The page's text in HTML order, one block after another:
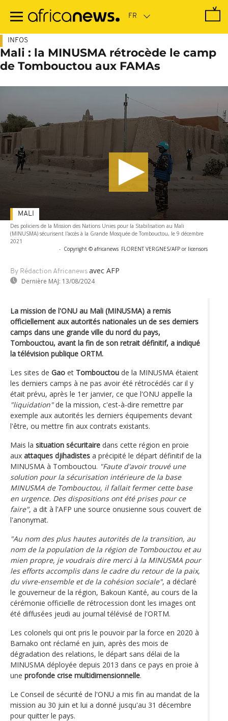
contenu
INFOS
Mali : la MINUSMA rétrocède le camp
de Tombouctou aux FAMAs
Des policiers de la Mission des Nations Unies pour la Stabilisation au Mali
(MINUSMA) sécurisent l'accès à la Grande Mosquée de Tombouctou, le 9 décembre
2021
- Copyright © africanews FLORENT VERGNES/AFP or licensors
By Rédaction Africanews avec AFP
Dernière MAJ: 13/08/2024
MALI
La mission de l'ONU au Mali (MINUSMA) a remis
officiellement aux autorités nationales un de ses derniers
camps dans une grande ville du nord du pays,
Tombouctou, avant la fin de son retrait définitif, a indiqué
la télévision publique ORTM.
Les sites de Gao et Tombouctou de la MINUSMA étaient
les derniers camps à ne pas avoir été rétrocédés car il y
était prévu, après le 1er janvier, ce que l'ONU appelle la
"liquidation"de la mission, c'est-à-dire remettre par
exemple aux autorités les derniers équipements devant
l'être, ou mettre fin aux contrats existants.
Mais la situation sécuritaire dans cette région en proie
aux attaques djihadistes a précipité le départ définitif de la
MINUSMA à Tombouctou. "Faute d'avoir trouvé une
solution pour la sécurisation intérieure de la base
MINUSMA de Tombouctou, il fallait fermer cette base
en urgence. Des dispositions ont été prises pour ce
faire", a dit à l'AFP une source onusienne sous couvert de
l'anonymat.
"Au nom des plus hautes autorités de la transition, au
nom de la population de la région de Tombouctou et au
mien propre, je voudrais dire merci à la MINUSMA pour
les efforts accomplis dans le cadre du retour de la paix,
du vivre-ensemble et de la cohésion sociale", a déclaré
le gouverneur de la région, Bakoun Kanté, au cours de la
cérémonie officielle de rétrocession dont les images ont
été diffusées jeudi au journal télévisé de l'ORTM.
Les colonels qui ont pris le pouvoir par la force en 2020 à
Bamako ont réclamé en juin, après des mois de
dégradation des relations, le départ sans délai de la
MINUSMA déployée depuis 2013 dans ce pays en proie à
une profonde crise multidimensionnelle.
Le Conseil de sécurité de l'ONU a mis fin au mandat de la
mission au 30 juin et lui a donné jusqu'au 31 décembre
pour quitter le pays.